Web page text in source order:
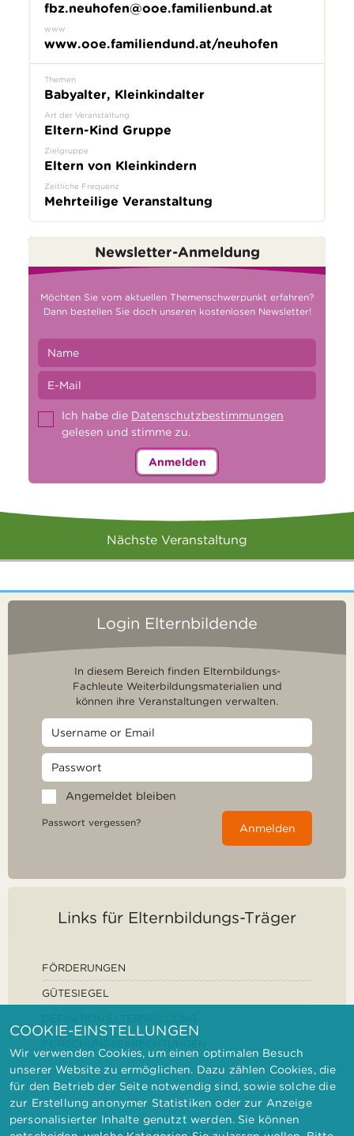
fbz.neuhofen@ooe.familienbund.at
www
www.ooe.familiendund.at/neuhofen
Themen
Babyalter, Kleinkindalter
Art der Veranstaltung
Eltern-Kind Gruppe
Zielgruppe
Eltern von Kleinkindern
Zeitliche Frequenz
Mehrteilige Veranstaltung
Newsletter-Anmeldung
Möchten Sie vom aktuellen Themenschwerpunkt erfahren?
Dann bestellen Sie doch unseren kostenlosen Newsletter!
Ich habe die Datenschutzbestimmungen
gelesen und stimme zu.
Anmelden
Nächste Veranstaltung
Login Elternbildende
In diesem Bereich finden Elternbildungs-
Fachleute Weiterbildungsmaterialien und
können ihre Veranstaltungen verwalten.
Angemeldet bleiben
Passwort vergessen? Anmelden
Links für Elternbildungs-Träger
FÖRDERUNGEN
GÜTESIEGEL
IMPRESSUM DATENSCHUTZ KONTAKT
COOKIE-EINSTELLUNGEN
Wir verwenden Cookies, um einen optimalen Besuch
unserer Website zu ermöglichen. Dazu zählen Cookies, die
für den Betrieb der Seite notwendig sind, sowie solche die
zur Erstellung anonymer Statistiken oder zur Anzeige
personalisierter Inhalte genutzt werden. Sie können